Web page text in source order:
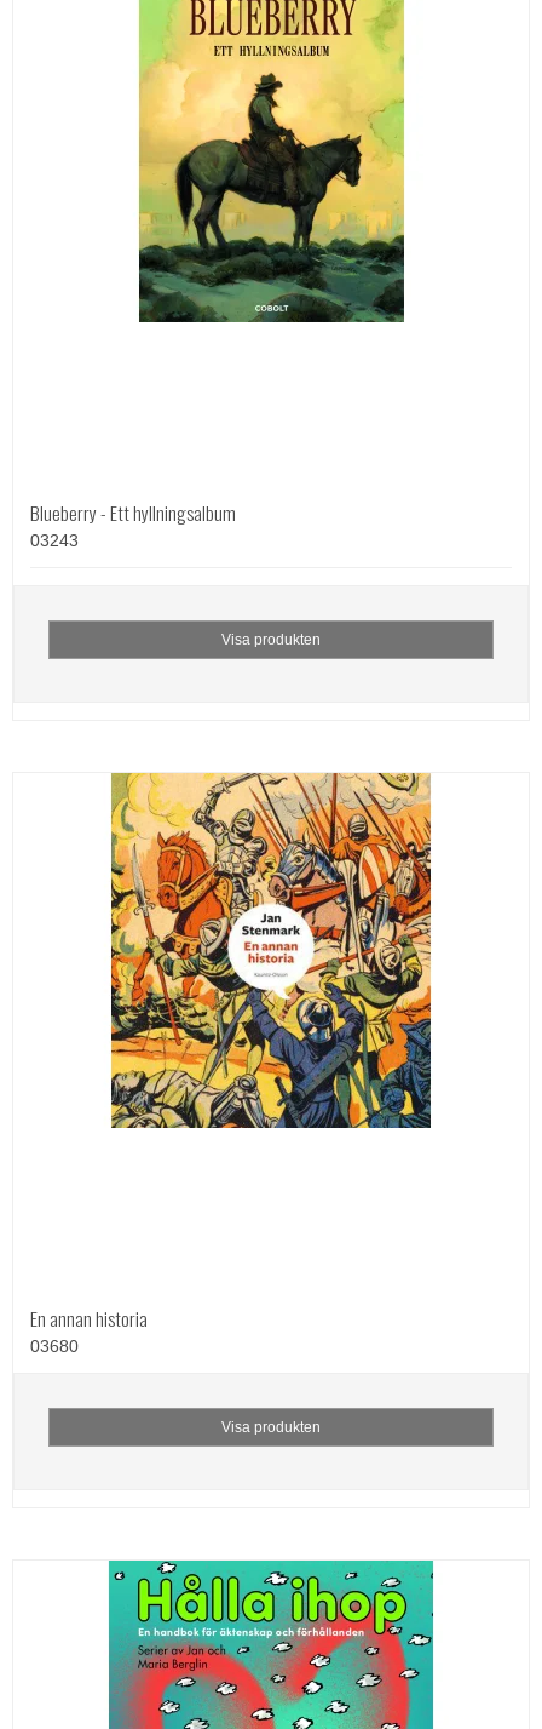
Blueberry - Ett hyllningsalbum
03243
Visa produkten
En annan historia
03680
Visa produkten